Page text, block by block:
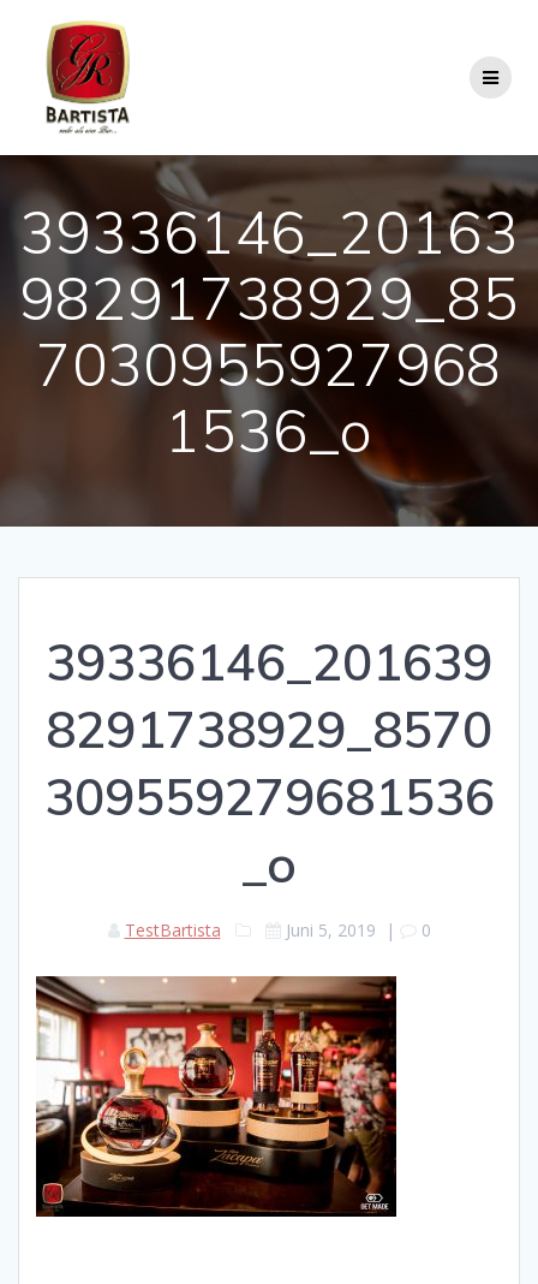
39336146_20163
98291738929_85
7030955927968
1536_o
39336146_201639
8291738929_8570
309559279681536
_o
TestBartista Juni 5, 2019 | 0